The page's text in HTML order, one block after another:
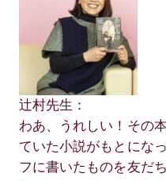
辻村先生：
わあ、うれしい！その
ていた小説がもとにな
フに書いたものを友だ